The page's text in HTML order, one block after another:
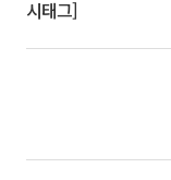
시태그]